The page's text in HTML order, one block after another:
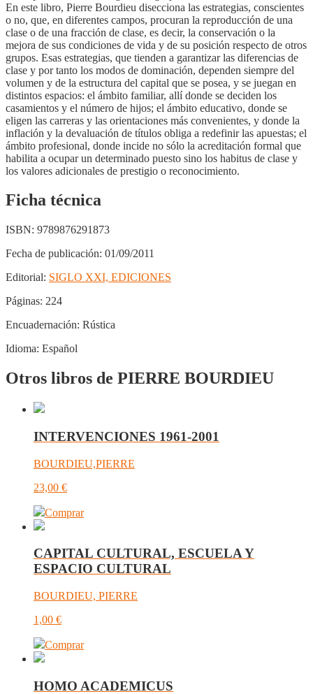
En este libro, Pierre Bourdieu disecciona las estrategias, conscientes
o no, que, en diferentes campos, procuran la reproducción de una
clase o de una fracción de clase, es decir, la conservación o la
mejora de sus condiciones de vida y de su posición respecto de otros
grupos. Esas estrategias, que tienden a garantizar las diferencias de
clase y por tanto los modos de dominación, dependen siempre del
volumen y de la estructura del capital que se posea, y se juegan en
distintos espacios: el ámbito familiar, allí donde se deciden los
casamientos y el número de hijos; el ámbito educativo, donde se
eligen las carreras y las orientaciones más convenientes, y donde la
inflación y la devaluación de títulos obliga a redefinir las apuestas; el
ámbito profesional, donde incide no sólo la acreditación formal que
habilita a ocupar un determinado puesto sino los habitus de clase y
los valores adicionales de prestigio o reconocimiento.
Ficha técnica
ISBN: 9789876291873
Fecha de publicación: 01/09/2011
Editorial: SIGLO XXI, EDICIONES
Páginas: 224
Encuadernación: Rústica
Idioma: Español
Otros libros de PIERRE BOURDIEU
INTERVENCIONES 1961-2001
BOURDIEU,PIERRE
23,00 €
Comprar
CAPITAL CULTURAL, ESCUELA Y
ESPACIO CULTURAL
BOURDIEU, PIERRE
1,00 €
Comprar
HOMO ACADEMICUS